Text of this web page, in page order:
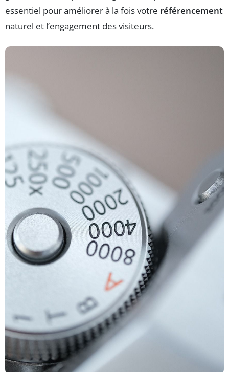
essentiel pour améliorer à la fois votre référencement
naturel et l’engagement des visiteurs.